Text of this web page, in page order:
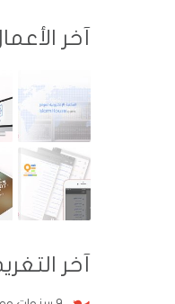
آخر
آخر